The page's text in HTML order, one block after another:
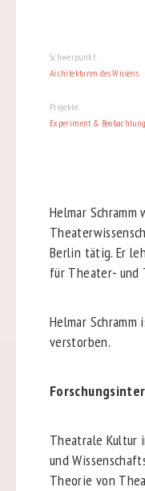
Schwerpunkt:
Architekturen des Wissens
Projekte:
Experiment & Beobachtung
Helmar
Berlin tätig. Er
für Theater- und
Helmar
verstorben.
Theatrale Kultur
und
Theorie von